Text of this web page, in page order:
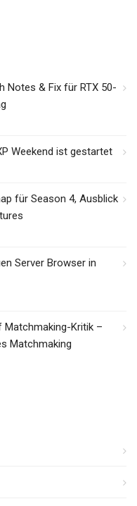
Notes & Fix für RTX 50-
Weekend ist gestartet
für Season 4, Ausblick
Server Browser in
Matchmaking-Kritik –
Matchmaking